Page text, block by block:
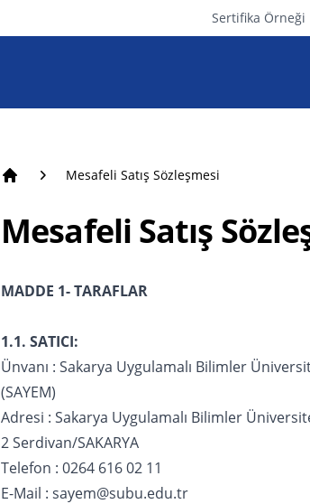
Sertifika Örneği
Mesafeli Satış Sözleşmesi
Mesafeli Satış
MADDE 1- TARAFLAR
1.1. SATICI:
Ünvanı : Sakarya Uygulamalı Bilimler
(SAYEM)
Adresi : Sakarya Uygulamalı Bilimler
2 Serdivan/SAKARYA
Telefon : 0264 616 02 11
E-Mail : sayem@subu.edu.tr